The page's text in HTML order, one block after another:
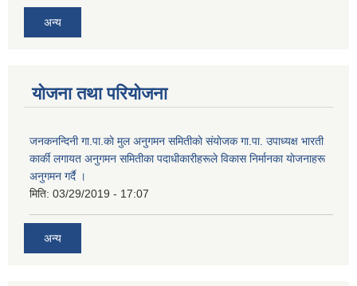
अन्य
योजना तथा परियोजना
जनकनन्दिनी गा.पा.काे मुल अनुगमन समितीकाे संयाेजक गा.पा. उपाध्यक्ष भारती
कार्की लगायत अनुगमन समितीका पदाधीकारीहरूले विकास निर्मानका याेजनाहरू
अनुगमन गर्दै ।
मिति: 03/29/2019 - 17:07
अन्य